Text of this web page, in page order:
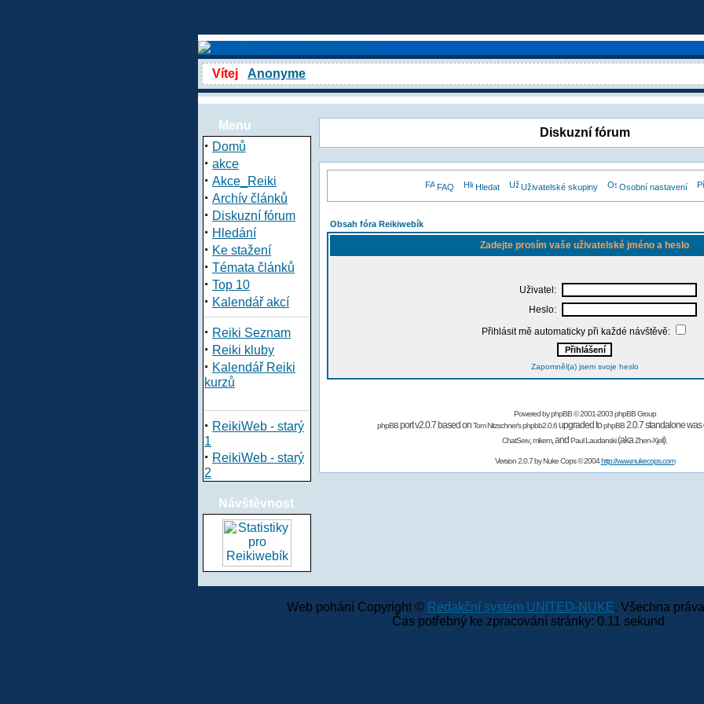
Vítej Anonyme
Menu
· Domů
· akce
· Akce_Reiki
· Archív článků
· Diskuzní fórum
· Hledání
· Ke stažení
· Témata článků
· Top 10
· Kalendář akcí
· Reiki Seznam
· Reiki kluby
· Kalendář Reiki
kurzů
· ReikiWeb - starý
1
· ReikiWeb - starý
2
Návštěvnost
Diskuzní fórum
FAQ Hledat Uživatelské skupiny Osobní nastavení
Obsah fóra Reikiwebík
Zadejte prosím vaše uživatelské jméno a heslo
Uživatel:
Heslo:
Přihlásit mě automaticky při každé návštěvě:
Zapomněl(a) jsem svoje heslo
Powered byphpBB© 2001-2003 phpBB Group
phpBBport v2.0.7 based onTom Nitzschner'sphpbb2.0.6upgraded tophpBB2.0.7 standalone
ChatServ,mikem,and Paul Laudanski(akaZhen-Xjell).
Version 2.0.7 byNuke Cops© 2004http://www.nukecops.com
Web pohání Copyright © Redakční systém UNITED-NUKE. Všechna
Čas potřebný ke zpracování stránky: 0.11 sekund